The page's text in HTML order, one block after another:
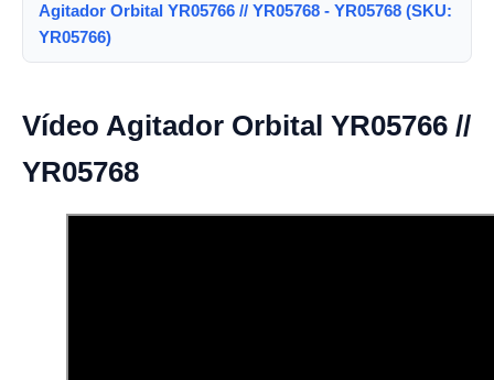
Agitador Orbital YR05766 // YR05768 - YR05768 (SKU:
YR05766)
Vídeo Agitador Orbital YR05766 //
YR05768